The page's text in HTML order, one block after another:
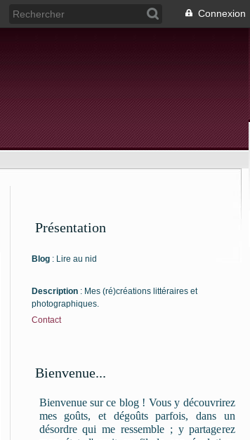
Connexion
Présentation
Blog : Lire au nid
Description : Mes (ré)créations littéraires et
photographiques.
Contact
Bienvenue...
Bienvenue sur ce blog ! Vous y découvrirez
mes goûts, et dégoûts parfois, dans un
désordre qui me ressemble ; y partagerez